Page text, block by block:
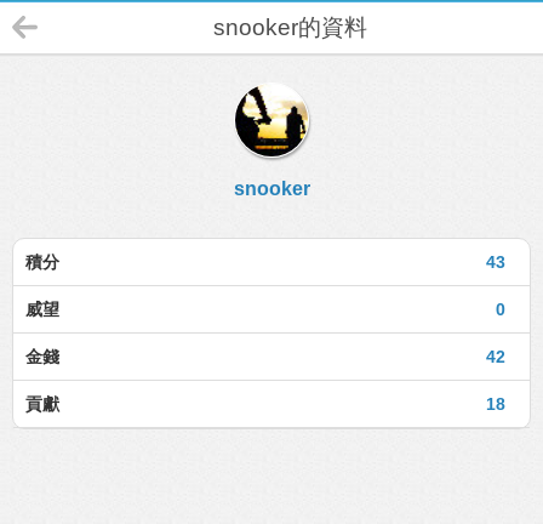
snooker的資料
snooker
43
積分
0
威望
42
金錢
18
貢獻